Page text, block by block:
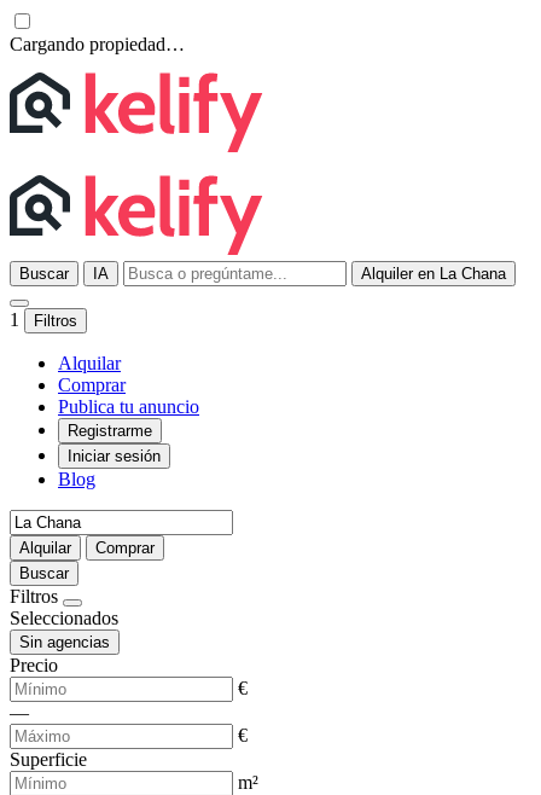
Cargando propiedad…
Buscar IA Alquiler en La Chana
1 Filtros
Alquilar
Comprar
Publica tu anuncio
Registrarme
Iniciar sesión
Blog
Alquilar
Comprar
Buscar
Filtros
Seleccionados
Sin agencias
Precio
€
—
€
Superficie
m²